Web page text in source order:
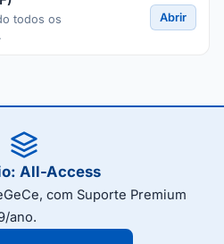
todos os
Abrir
All-Access
com Suporte Premium
ano.